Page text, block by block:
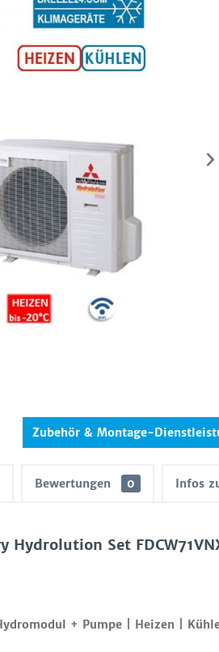
Zubehör & Montage-
Bewertungen 0 Infos
Set
+ Pumpe | Heizen |